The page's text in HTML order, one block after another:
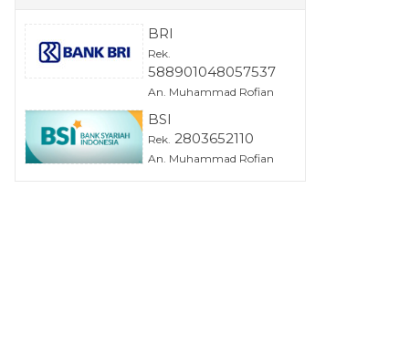
BRI
Rek.
588901048057537
An. Muhammad Rofian
BSI
Rek. 2803652110
An. Muhammad Rofian